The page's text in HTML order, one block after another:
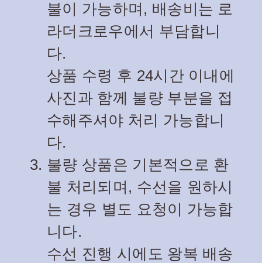
불이 가능하며, 배송비는 로
라더크로우에서 부담합니
다.
상품 수령 후 24시간 이내에
사진과 함께 불량 부분을 접
수해주셔야 처리 가능합니
다.
불량 상품은 기본적으로 환
불 처리되며, 수선을 원하시
는 경우 별도 요청이 가능합
니다.
수선 진행 시에도 왕복 배송